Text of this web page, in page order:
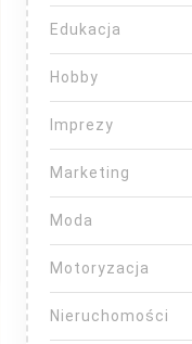
Edukacja
Hobby
Imprezy
Marketing
Moda
Motoryzacja
Nieruchomości